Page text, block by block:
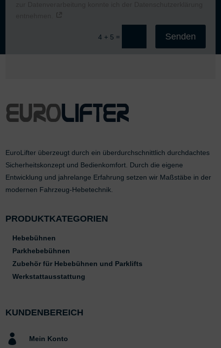
4 + 5 = Senden
EuroLifter überzeugt durch ein überdurchschnittlich durchdachtes
Sicherheitskonzept und Bedienkomfort. Durch die eigene
Entwicklung und jahrelange Erfahrung setzen wir Maßstäbe in der
modernen Fahrzeug-Hebetechnik.
PRODUKTKATEGORIEN
Hebebühnen
Parkhebebühnen
Zubehör für Hebebühnen und Parklifts
Werkstattausstattung
KUNDENBEREICH
 Mein Konto